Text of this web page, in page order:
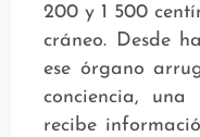
200 y 1 500
cráneo. Desde
ese órgano
conciencia,
recibe